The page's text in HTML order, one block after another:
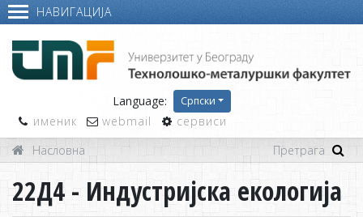
НАВИГАЦИЈА
Language: Српски
именик webmail
сервиси
Насловна
22Д4 - Индустријска екологија